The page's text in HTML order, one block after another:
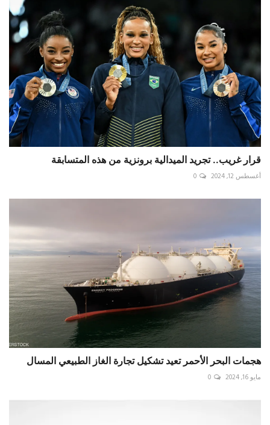
قرار غريب.. تجريد الميدالية برونزية من هذه المتسابقة
أغسطس 12, 2024 0
هجمات البحر الأحمر تعيد تشكيل تجارة الغاز الطبيعي المسال
مايو 16, 2024 0